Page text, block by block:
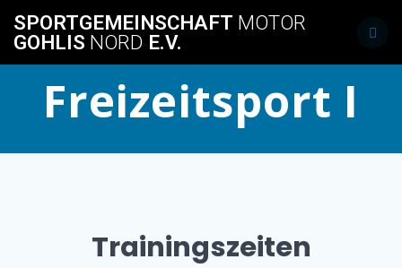
to
SPORTGEMEINSCHAFT MOTOR
GOHLIS NORD E.V.
Freizeitsport I
Trainingszeiten